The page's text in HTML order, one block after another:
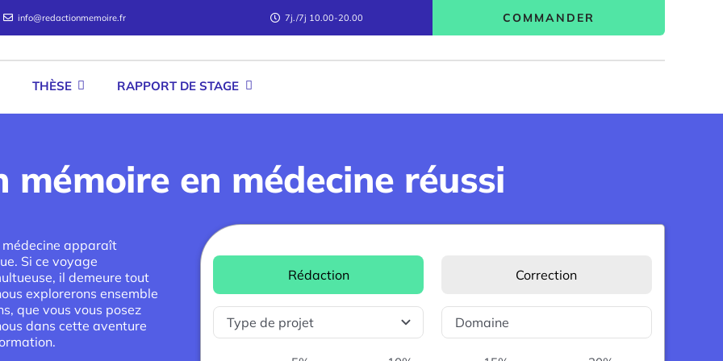
info@redactionmemoire.fr 7j./7j 10.00-20.00 COMMANDER
THÈSE RAPPORT DE STAGE
en médecine réussi
médecine apparaît
Si ce voyage
il demeure tout
explorerons ensemble
que vous vous posez
dans cette aventure
Rédaction Correction